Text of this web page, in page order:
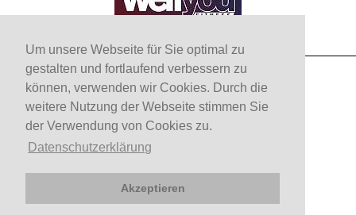
Um unsere Webseite für Sie optimal zu
gestalten und fortlaufend verbessern zu
können, verwenden wir Cookies. Durch die
weitere Nutzung der Webseite stimmen Sie
der Verwendung von Cookies zu.
Datenschutzerklärung
Akzeptieren
Kontakt
DATENSCHUTZERKLÄRUNG